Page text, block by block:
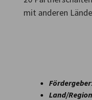
mit anderen
Fördergeber
Land/Region